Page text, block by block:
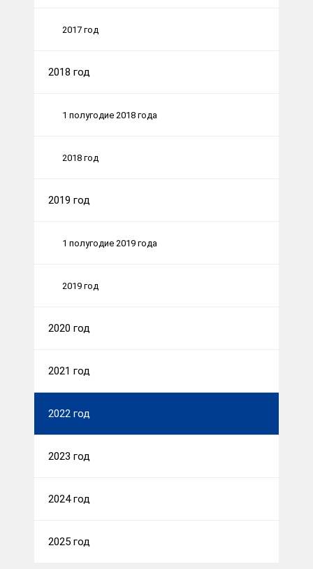
2017 год
2018 год
1 полугодие 2018 года
2018 год
2019 год
1 полугодие 2019 года
2019 год
2020 год
2021 год
2022 год
2023 год
2024 год
2025 год